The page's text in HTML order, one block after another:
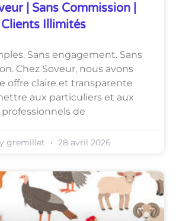
| Sans Commission |
Clients Illimités
Sans engagement. Sans
Chez Soveur, nous avons
offre claire et transparente
aux particuliers et aux
professionnels de
gremillet 28 avril 2026